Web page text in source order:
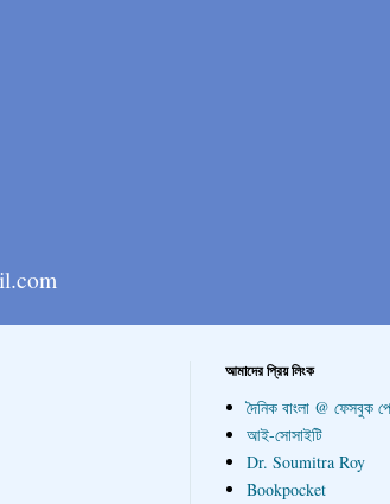
আমাদের প্রিয় লিংক
দৈনিক বাংলা @ ফেসবুক
আই-সোসাইটি
Dr. Soumitra Roy
Bookpocket